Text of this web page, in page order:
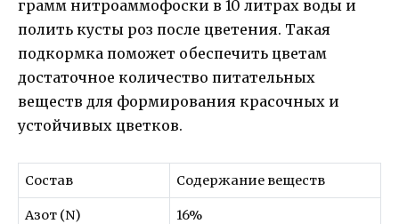
грамм нитроаммофоски в 10 литрах воды и
полить кусты роз после цветения. Такая
подкормка поможет обеспечить цветам
достаточное количество питательных
веществ для формирования красочных и
устойчивых цветков.
Состав Содержание веществ
Азот (N) 16%